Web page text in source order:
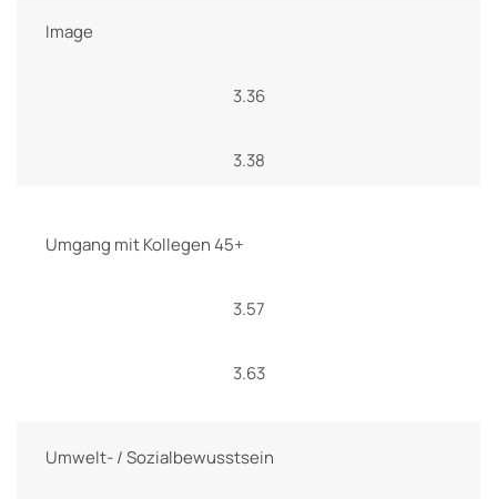
Image
3.36
3.38
Umgang mit Kollegen 45+
3.57
3.63
Umwelt- / Sozialbewusstsein